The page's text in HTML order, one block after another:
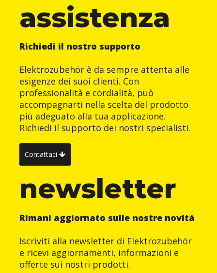
assistenza
Richiedi il nostro supporto
Elektrozubehör è da sempre attenta alle
esigenze dei suoi clienti. Con
professionalità e cordialità, può
accompagnarti nella scelta del prodotto
più adeguato alla tua applicazione.
Richiedi il supporto dei nostri specialisti.
Contattaci
newsletter
Rimani aggiornato sulle nostre novità
Iscriviti alla newsletter di Elektrozubehör
e ricevi aggiornamenti, informazioni e
offerte sui nostri prodotti.